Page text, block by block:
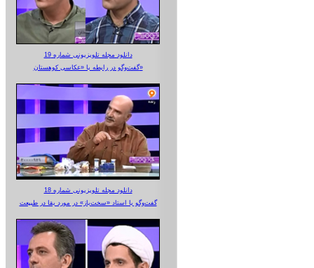
دانلود مجله تلویزیونی شماره 19
گفت‌وگو در رابطه با «عکاسی کوهستان»
دانلود مجله تلویزیونی شماره 18
گفت‌وگو با استاد «سخت‌باز» در مورد بقا در طبیعت